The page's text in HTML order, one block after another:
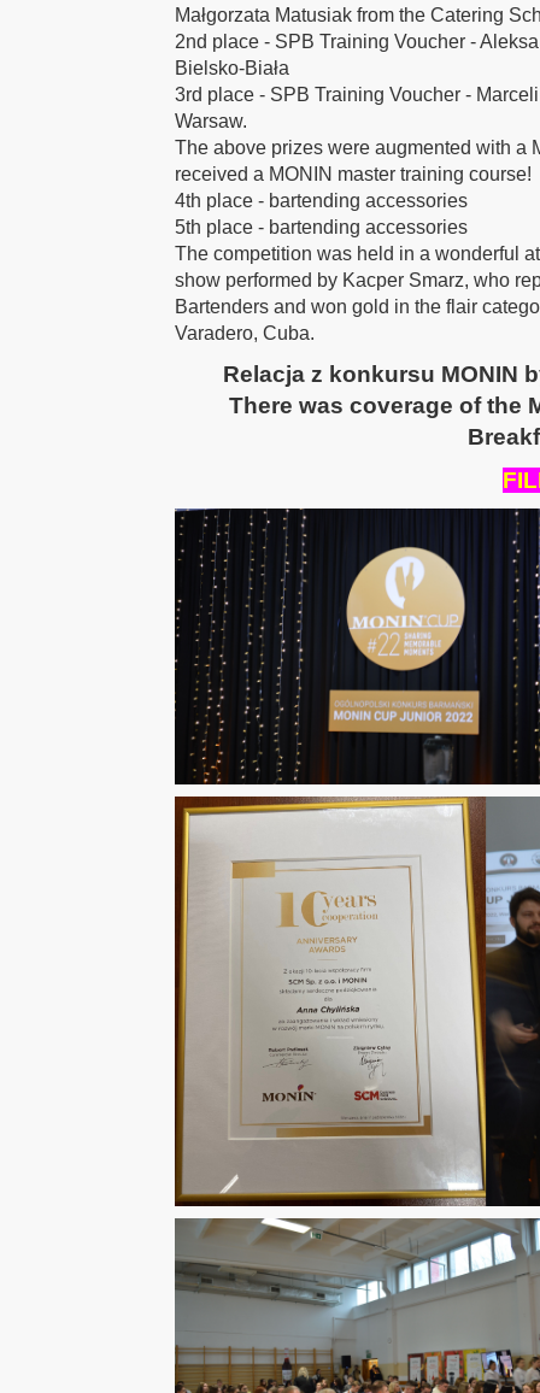
Małgorzata Matusiak from the Catering
2nd place - SPB Training Voucher -
Bielsko-Biała
3rd place - SPB Training Voucher -
Warsaw.
The above prizes were augmented with a
received a MONIN master training course!
4th place - bartending accessories
5th place - bartending accessories
The competition was held in a wonderful
show performed by Kacper Smarz, who
Bartenders and won gold in the flair
Varadero, Cuba.
Relacja z konkursu MONIN
There was coverage of the